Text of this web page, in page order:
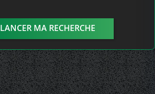
LANCER MA RECHERCHE